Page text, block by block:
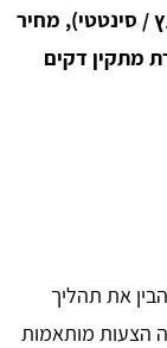
/ סינטטי), מחיר
מתקין דקים
את תהליך
הצעות מותאמות